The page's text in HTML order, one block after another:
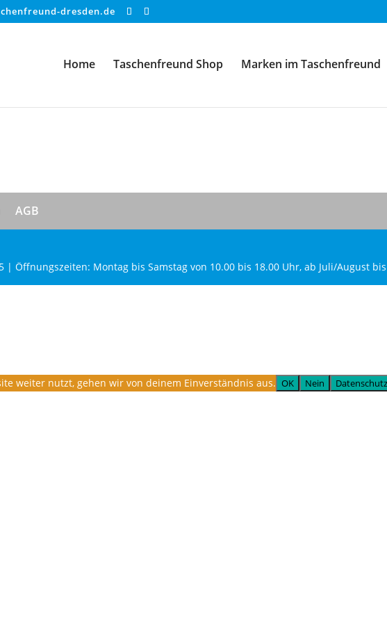
dresden.de
Home Taschenfreund Shop Marken im Taschenfreund
AGB
Öffnungszeiten: Montag bis Samstag von 10.00 bis 18.00 Uhr, ab Juli/August
weiter nutzt, gehen wir von deinem Einverständnis aus. OK Nein